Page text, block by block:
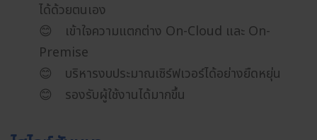
ได้ด้วยตนเอง
😊 เข้าใจความแตกต่าง On-Cloud และ On-
Premise
😊 บริหารงบประมาณเซิร์ฟเวอร์ได้อย่างยืดหยุ่น
😊 รองรับผู้ใช้งานได้มากขึ้น